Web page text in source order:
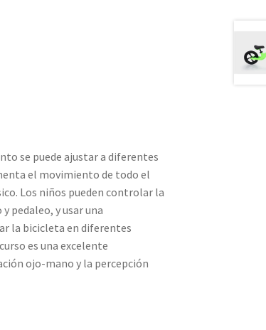
se puede ajustar a diferentes
el movimiento de todo el
Los niños pueden controlar la
pedaleo, y usar una
la bicicleta en diferentes
es una excelente
ojo-mano y la percepción